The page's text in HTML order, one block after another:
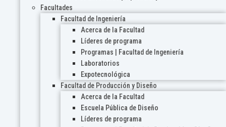
Facultades
Facultad de Ingeniería
Acerca de la Facultad
Líderes de programa
Programas | Facultad de Ingeniería
Laboratorios
Expotecnológica
Facultad de Producción y Diseño
Acerca de la Facultad
Escuela Pública de Diseño
Líderes de programa